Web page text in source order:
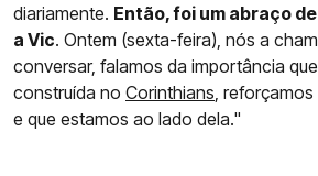
diariamente. Então, foi um abraço
a Vic. Ontem (sexta-feira), nós a
conversar, falamos da importância
construída no Corinthians ,
e que estamos ao lado dela."